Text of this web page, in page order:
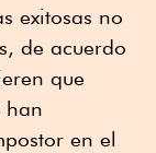
exitosas no
de acuerdo
que
han
en el